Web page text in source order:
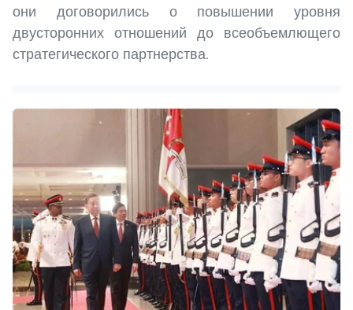
они договорились о повышении уровня
двусторонних отношений до всеобъемлющего
стратегического партнерства.